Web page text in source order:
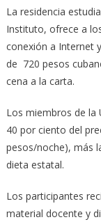
La residencia
Instituto, ofrece a
conexión a Internet
de 720 pesos
cena a la carta.
Los miembros de la
40 por ciento del
pesos/noche), más
dieta estatal.
Los participantes
material docente y